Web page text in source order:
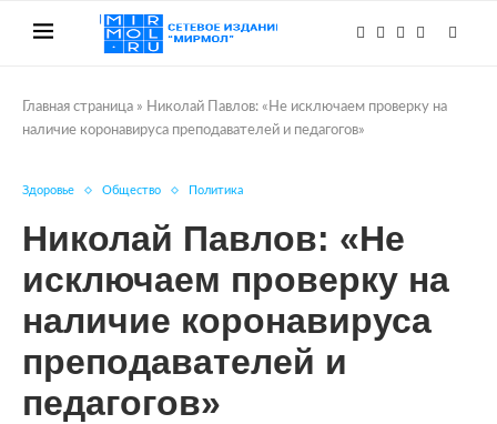
Главная страница » Николай Павлов: «Не исключаем проверку на
наличие коронавируса преподавателей и педагогов»
Здоровье Общество Политика
Николай Павлов: «Не
исключаем проверку на
наличие коронавируса
преподавателей и
педагогов»